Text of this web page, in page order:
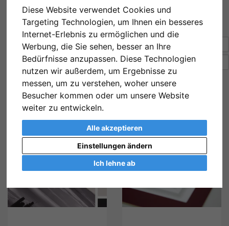
Diese Website verwendet Cookies und
Targeting Technologien, um Ihnen ein besseres
Internet-Erlebnis zu ermöglichen und die
Werbung, die Sie sehen, besser an Ihre
Bedürfnisse anzupassen. Diese Technologien
nutzen wir außerdem, um Ergebnisse zu
messen, um zu verstehen, woher unsere
Besucher kommen oder um unsere Website
weiter zu entwickeln.
Alle akzeptieren
Ich lehne ab
Einstellungen ändern
Sortierung:Preis
Artikel pro Seite10